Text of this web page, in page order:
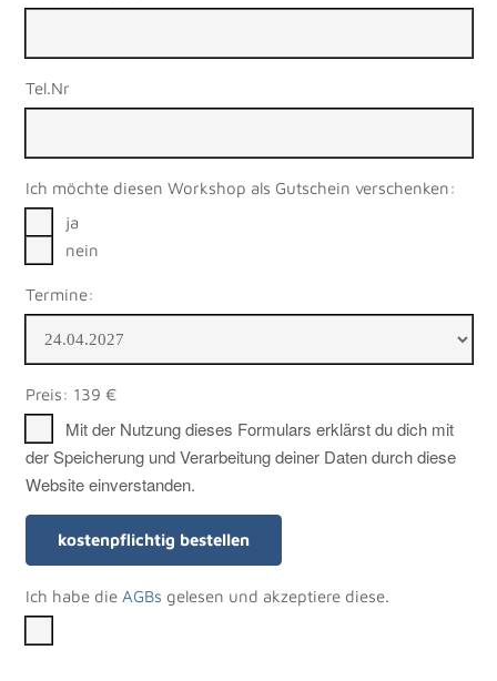
Tel.Nr
Ich möchte diesen Workshop als Gutschein verschenken:
ja
nein
Termine:
Preis: 139 €
Mit der Nutzung dieses Formulars erklärst du dich mit
der Speicherung und Verarbeitung deiner Daten durch diese
Website einverstanden.
Ich habe die AGBs gelesen und akzeptiere diese.